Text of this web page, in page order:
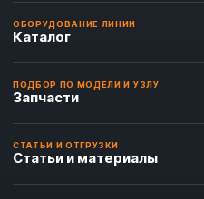
ОБОРУДОВАНИЕ ЛИНИИ
Каталог
ПОДБОР ПО МОДЕЛИ И УЗЛУ
Запчасти
СТАТЬИ И ОТГРУЗКИ
Статьи и материалы